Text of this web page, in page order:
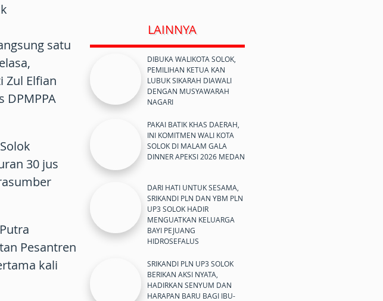
satu
Zul Elfian
DPMPPA
30 jus
Pesantren
kali
LAINNYA
DIBUKA WALIKOTA SOLOK,
PEMILIHAN KETUA KAN
LUBUK SIKARAH DIAWALI
DENGAN MUSYAWARAH
NAGARI
PAKAI BATIK KHAS DAERAH,
INI KOMITMEN WALI KOTA
SOLOK DI MALAM GALA
DINNER APEKSI 2026 MEDAN
DARI HATI UNTUK SESAMA,
SRIKANDI PLN DAN YBM PLN
UP3 SOLOK HADIR
MENGUATKAN KELUARGA
BAYI PEJUANG
HIDROSEFALUS
SRIKANDI PLN UP3 SOLOK
BERIKAN AKSI NYATA,
HADIRKAN SENYUM DAN
HARAPAN BARU BAGI IBU-